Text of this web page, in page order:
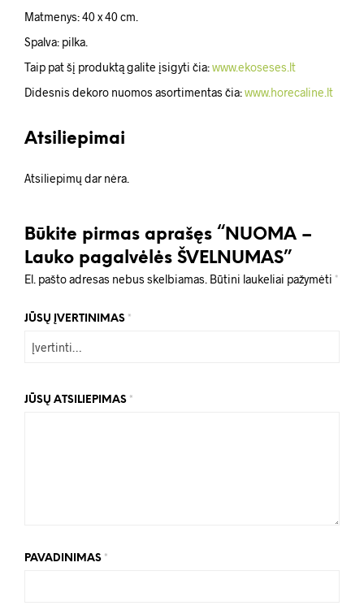
Matmenys: 40 x 40 cm.
Spalva: pilka.
Taip pat šį produktą galite įsigyti čia:www.ekoseses.lt
Didesnis dekoro nuomos asortimentas čia:www.horecaline.lt
Atsiliepimai
Atsiliepimų dar nėra.
Būkite pirmas aprašęs “NUOMA –
Lauko pagalvėlės ŠVELNUMAS”
El. pašto adresas nebus skelbiamas. Būtini laukeliai pažymėti *
JŪSŲ ĮVERTINIMAS *
JŪSŲ ATSILIEPIMAS *
PAVADINIMAS *